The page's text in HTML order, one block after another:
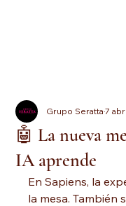
🤖 La nueva
IA aprende
Grupo Seratta7
En Sapiens, la
la mesa. También